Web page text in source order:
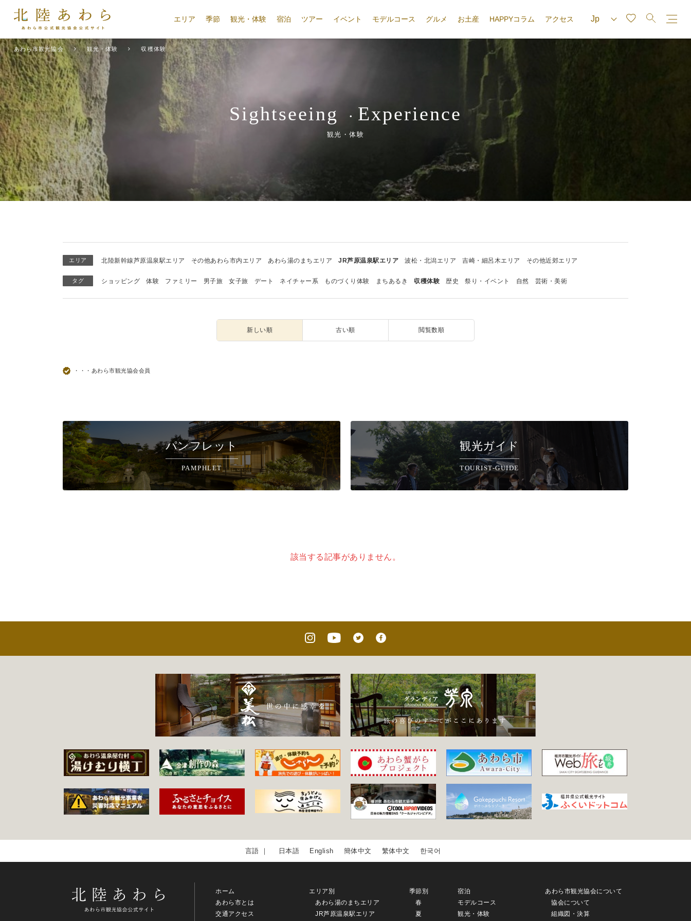
エリア 季節 観光・体験 宿泊 ツアー イベント モデルコース グルメ お土産 HAPPYコラム アクセス
あわら市観光協会 観光・体験 収穫体験
Sightseeing ・ Experience
観光・体験
エリア 北陸新幹線芦原温泉駅エリア その他あわら市内エリア あわら湯のまちエリア JR芦原温泉駅エリア 波松・北潟エリア 吉崎・細呂木エリア その他近郊エリア
タグ ショッピング 体験 ファミリー 男子旅 女子旅 デート ネイチャー系 ものづくり体験 まちあるき 収穫体験 歴史 祭り・イベント 自然 芸術・美術
新しい順 古い順 閲覧数順
・・・あわら市観光協会会員
パンフレット
PAMPHLET
観光ガイド
TOURIST-GUIDE
該当する記事がありません。
日本語 English 簡体中文 繁体中文 한국어
ホーム
あわら市とは
交通アクセス
エリア別
あわら湯のまちエリア
JR芦原温泉駅エリア
季節別
春
夏
宿泊
モデルコース
観光・体験
あわら市観光協会について
協会について
組織図・決算